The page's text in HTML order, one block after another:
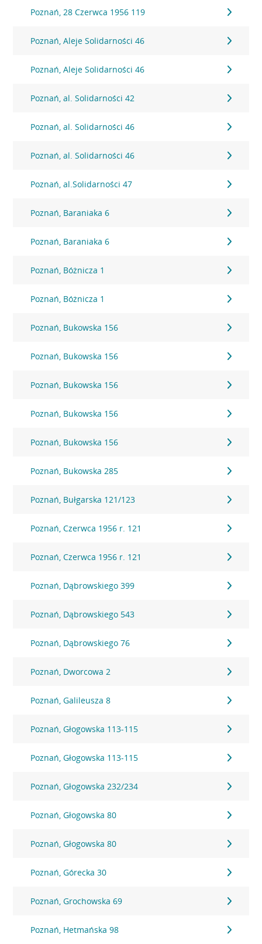
Poznań, 28 Czerwca 1956 119
Poznań, Aleje Solidarności 46
Poznań, Aleje Solidarności 46
Poznań, al. Solidarności 42
Poznań, al. Solidarności 46
Poznań, al. Solidarności 46
Poznań, al.Solidarności 47
Poznań, Baraniaka 6
Poznań, Baraniaka 6
Poznań, Bóżnicza 1
Poznań, Bóżnicza 1
Poznań, Bukowska 156
Poznań, Bukowska 156
Poznań, Bukowska 156
Poznań, Bukowska 156
Poznań, Bukowska 156
Poznań, Bukowska 285
Poznań, Bułgarska 121/123
Poznań, Czerwca 1956 r. 121
Poznań, Czerwca 1956 r. 121
Poznań, Dąbrowskiego 399
Poznań, Dąbrowskiego 543
Poznań, Dąbrowskiego 76
Poznań, Dworcowa 2
Poznań, Galileusza 8
Poznań, Głogowska 113-115
Poznań, Głogowska 113-115
Poznań, Głogowska 232/234
Poznań, Głogowska 80
Poznań, Głogowska 80
Poznań, Górecka 30
Poznań, Grochowska 69
Poznań, Hetmańska 98